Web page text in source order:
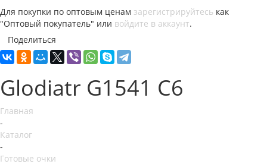
Для покупки по оптовым ценам зарегистрируйтесь как
"Оптовый покупатель" или войдите в аккаунт.
Поделиться
Glodiatr G1541 C6
Главная
-
Каталог
-
Готовые очки